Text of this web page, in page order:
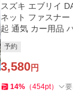
スズキ エブリイ
ネット ファスナ
起 通気 カー用品
予約
3,580円
14% （454pt）